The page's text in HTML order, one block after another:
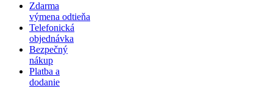
Zdarma
výmena odtieňa
Telefonická
objednávka
Bezpečný
nákup
Platba a
dodanie